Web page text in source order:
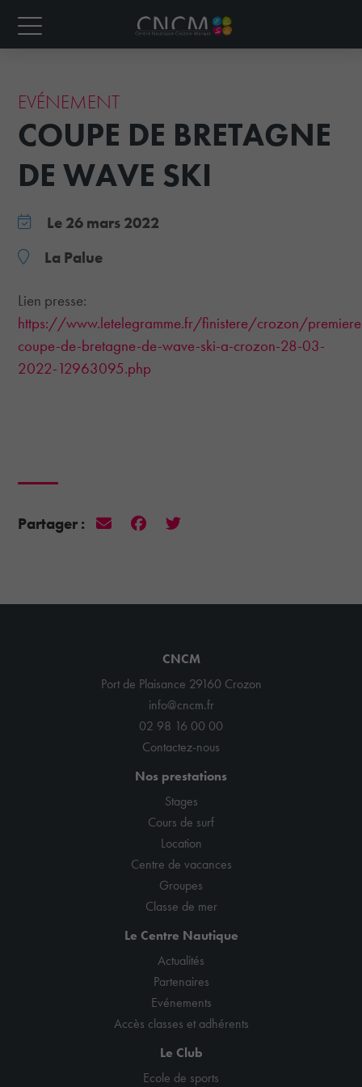
EVÉNEMENT
COUPE DE BRETAGNE
DE WAVE SKI
Le 26 mars 2022
La Palue
Lien presse:
https://www.letelegramme.fr/finistere/crozon/
coupe-de-bretagne-de-wave-ski-a-crozon-28-03-
2022-12963095.php
Partager :
CNCM
Port de Plaisance 29160 Crozon
info@cncm.fr
02 98 16 00 00
Contactez-nous
Nos prestations
Stages
Cours de surf
Location
Centre de vacances
Groupes
Classe de mer
Le Centre Nautique
Actualités
Partenaires
Evénements
Accès classes et adhérents
Le Club
Ecole de sports